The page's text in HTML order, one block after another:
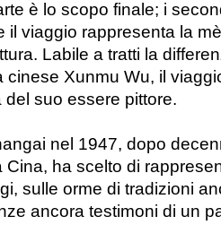
è lo scopo finale; i
il viaggio rappresenta la
Labile a tratti la
cinese Xunmu Wu, il
suo essere pittore.
nel 1947, dopo
ha scelto di
sulle orme di tradizioni
ancora testimoni di un